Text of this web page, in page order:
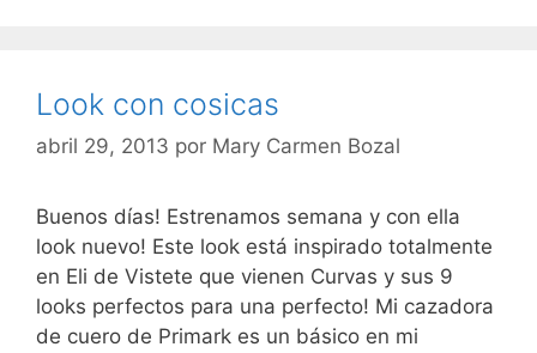
Look con cosicas
abril 29, 2013 por Mary Carmen Bozal
Buenos días! Estrenamos semana y con ella
look nuevo! Este look está inspirado totalmente
en Eli de Vistete que vienen Curvas y sus 9
looks perfectos para una perfecto! Mi cazadora
de cuero de Primark es un básico en mi